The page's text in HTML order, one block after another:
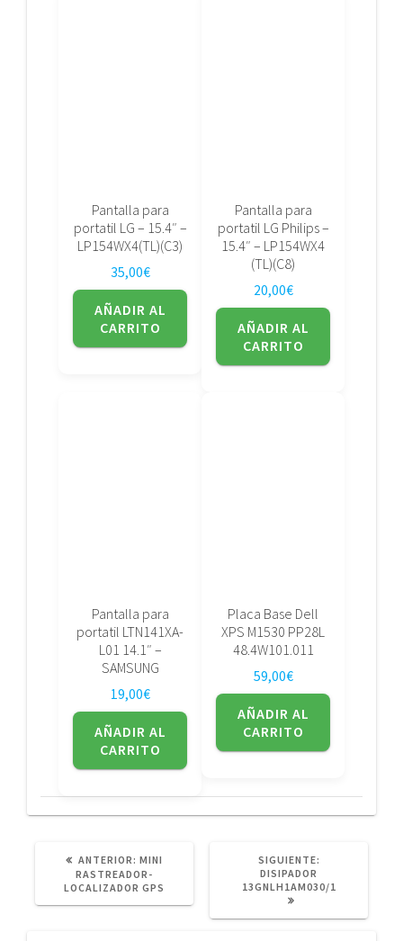
Pantalla para
portatil LG – 15.4″ –
LP154WX4(TL)(C3)
35,00€
AÑADIR AL
CARRITO
Pantalla para
portatil LG Philips –
15.4″ – LP154WX4
(TL)(C8)
20,00€
AÑADIR AL
CARRITO
Pantalla para
portatil LTN141XA-
L01 14.1″ –
SAMSUNG
19,00€
AÑADIR AL
CARRITO
Placa Base Dell
XPS M1530 PP28L
48.4W101.011
59,00€
AÑADIR AL
CARRITO
ANTERIOR: POST
ANTERIOR:
MINI
RASTREADOR-
LOCALIZADOR GPS
SIGUIENTE:
DISIPADOR
13GNLH1AM030/1